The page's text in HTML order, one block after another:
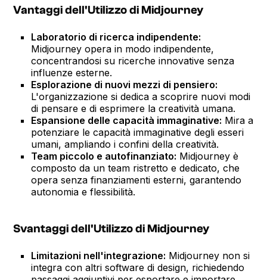
Vantaggi dell'Utilizzo di Midjourney
Laboratorio di ricerca indipendente:
Midjourney opera in modo indipendente,
concentrandosi su ricerche innovative senza
influenze esterne.
Esplorazione di nuovi mezzi di pensiero:
L'organizzazione si dedica a scoprire nuovi modi
di pensare e di esprimere la creatività umana.
Espansione delle capacità immaginative: Mira a
potenziare le capacità immaginative degli esseri
umani, ampliando i confini della creatività.
Team piccolo e autofinanziato: Midjourney è
composto da un team ristretto e dedicato, che
opera senza finanziamenti esterni, garantendo
autonomia e flessibilità.
Svantaggi dell'Utilizzo di Midjourney
Limitazioni nell'integrazione: Midjourney non si
integra con altri software di design, richiedendo